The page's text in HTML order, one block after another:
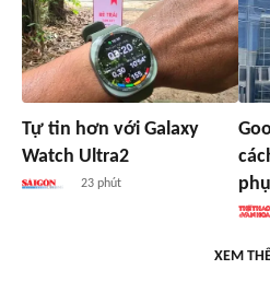
Tự tin hơn với Galaxy
Watch Ultra2
23 phút
XEM